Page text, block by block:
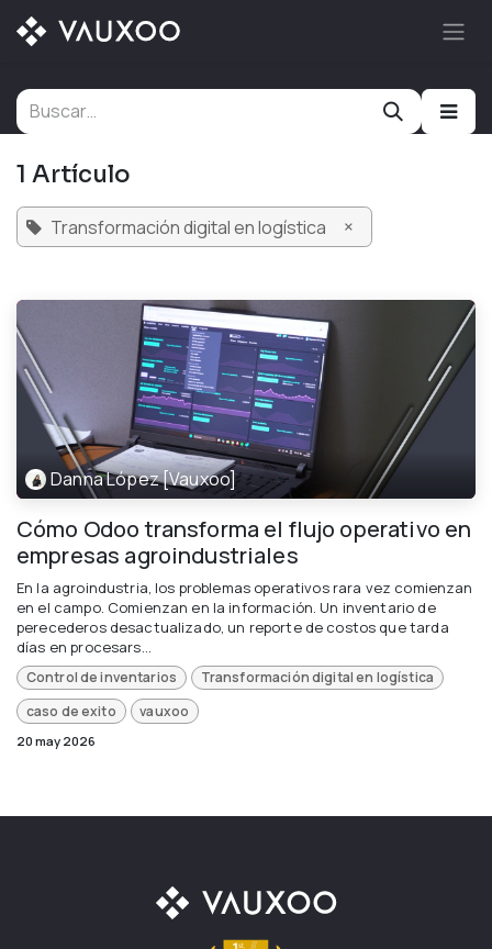
Ir al contenido
1 Artículo
Transformación digital en logística ×
Danna López [Vauxoo]
Cómo Odoo transforma el flujo operativo en
empresas agroindustriales
En la agroindustria, los problemas operativos rara vez comienzan
en el campo. Comienzan en la información. Un inventario de
perecederos desactualizado, un reporte de costos que tarda
días en procesars...
Control de inventarios
Transformación digital en logística
caso de exito
vauxoo
20 may 2026